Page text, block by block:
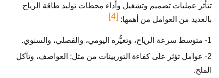
تتأثر عمليات تصميم وتشغيل وأداء محطات توليد طاقة الرياح
بالعديد من العوامل من أهمها: [4]
1- متوسط سرعة الرياح، وتغيُّره اليومي، والفصلي، والسنوي.
2- عوامل تؤثر على كفاءة التوربينات من مثل: العواصف، وتآكل
الملح.